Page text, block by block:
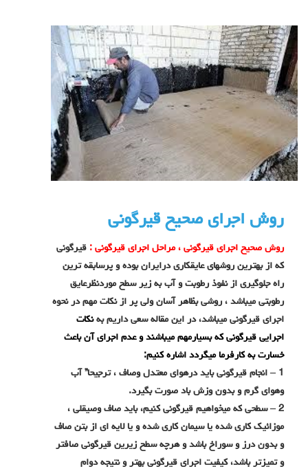
روش اجرای صحیح قیرگونی
روش صحیح اجرای قیرگونی ، مراحل اجرای قیرگونی : قیرگونی
که از بهترین روشهای عایقکاری درایران بوده و پرسابقه ترین
راه جلوگیری از نفوذ رطوبت و آب به زیر سطح موردنظرعایق
رطوبتی میباشد ، روشی بظاهر آسان ولی پر از نکات مهم در نحوه
اجرای قیرگونی میباشد، در این مقاله سعی داریم بهنکات
اجرایی قیرگونی که بسیارمهم میباشند و عدم اجرای آن باعث
خسارت به کارفرما میگردد اشاره کنیم:
1 –
انجام قیرگونی باید درهوای معتدل وصاف ، ترجیحا” آب
وهوای گرم و بدون وزش باد صورت بگیرد.
2 –
سطحی که میخواهیم قیرگونی کنیم، باید صاف وصیقلی ،
موزائیک کاری شده یا سیمان کاری شده و یا لایه ای از بتن صاف
و بدون درز و سوراخ باشد و هرچه سطح زیرین قیرگونی صافتر
و تمیزتر باشد، کیفیت اجرای قیرگونی بهتر و نتیجه دوام